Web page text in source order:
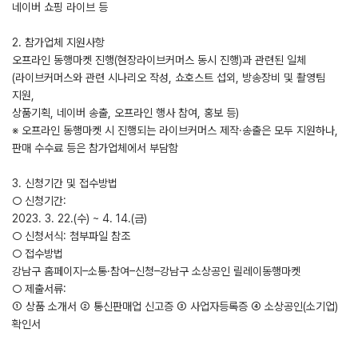
네이버 쇼핑 라이브 등
2. 참가업체 지원사항
오프라인 동행마켓 진행(현장라이브커머스 동시 진행)과 관련된 일체
(라이브커머스와 관련 시나리오 작성, 쇼호스트 섭외, 방송장비 및 촬영팀
지원,
상품기획, 네이버 송출, 오프라인 행사 참여, 홍보 등)
※ 오프라인 동행마켓 시 진행되는 라이브커머스 제작·송출은 모두 지원하나,
판매 수수료 등은 참가업체에서 부담함
3. 신청기간 및 접수방법
○ 신청기간:
2023. 3. 22.(수) ~ 4. 14.(금)
○ 신청서식: 첨부파일 참조
○ 접수방법
강남구 홈페이지–소통·참여–신청–강남구 소상공인 릴레이동행마켓
○ 제출서류:
① 상품 소개서 ② 통신판매업 신고증 ③ 사업자등록증 ④ 소상공인(소기업)
확인서